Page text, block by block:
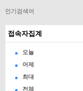
인기검색어
접속자집계
오늘
어제
최대
전체